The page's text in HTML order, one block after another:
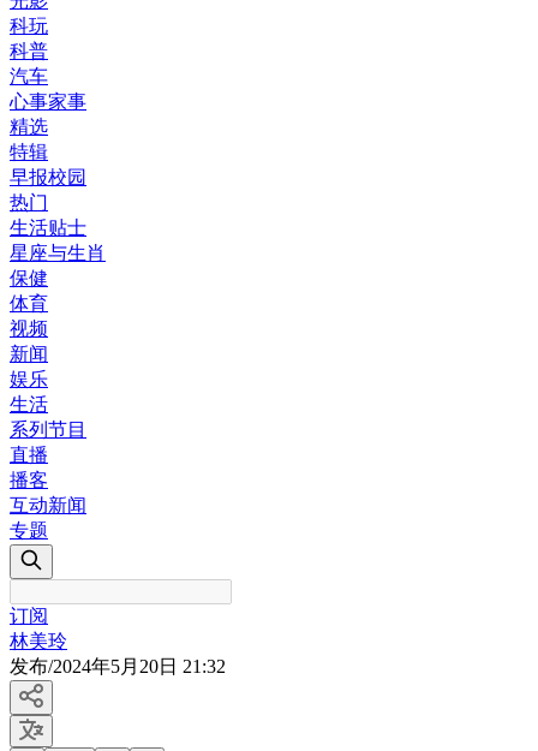
科玩
科普
汽车
心事家事
精选
特辑
早报校园
热门
生活贴士
星座与生肖
保健
体育
视频
新闻
娱乐
生活
系列节目
直播
播客
互动新闻
专题
订阅
林美玲
发布/2024年5月20日 21:32